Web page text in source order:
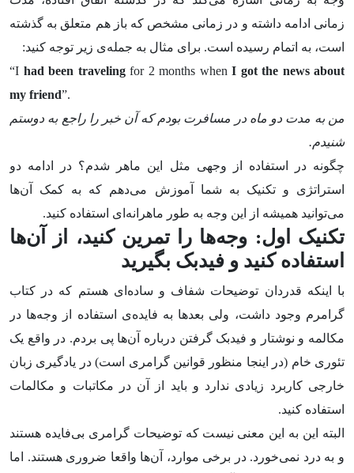
زمانی ادامه داشته و در زمانی مشخص که باز هم متعلق به گذشته
است، به اتمام رسیده است. برای مثال به جمله‌ی زیر توجه کنید:
“I had been travelingfor 2 months when I got the news about
my friend”.
من به مدت دو ماه در مسافرت بودم که آن خبر را راجع به دوستم
شنیدم.
چگونه در استفاده از وجهی مثل این ماهر شدم؟ در ادامه دو
استراتژی و تکنیک به شما آموزش می‌دهم که به کمک آن‌ها
می‌توانید همیشه از این وجه به طور ماهرانه‌ای استفاده کنید.
تکنیک اول: وجه‌ها را تمرین کنید، از آن‌ها
استفاده کنید و فیدبک بگیرید
با اینکه قدردان توضیحات شفاف و ساده‌ای هستم‌ که در کتاب
گرامرم وجود داشت، ولی بعدها به فایده‌ی استفاده از وجه‌ها در
مکالمه و نوشتار و فیدبک گرفتن درباره آن‌ها پی بردم. در واقع یک
تئوری خام (در اینجا منظور قوانین گرامری است) در یادگیری زبان
خارجی کاربرد زیادی ندارد و باید از آن در مکاتبات و مکالمات
استفاده کنید.
البته این به این معنی نیست که توضیحات گرامری بی‌فایده هستند
و به درد نمی‌خورد. در برخی موارد، آن‌ها واقعا ضروری هستند. اما